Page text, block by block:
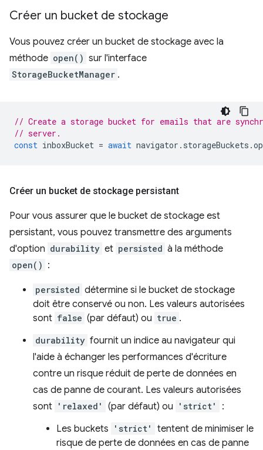
Créer un bucket de stockage
Vous pouvez créer un bucket de stockage avec la
méthode open() sur l'interface
StorageBucketManager .
// Create a storage bucket for emails that are
// server.
const inboxBucket = await navigator . storageBuckets .
Créer un bucket de stockage persistant
Pour vous assurer que le bucket de stockage est
persistant, vous pouvez transmettre des arguments
d'option durability et persisted à la méthode
open() :
persisted détermine si le bucket de stockage
doit être conservé ou non. Les valeurs autorisées
sont false (par défaut) ou true .
durability fournit un indice au navigateur qui
l'aide à échanger les performances d'écriture
contre un risque réduit de perte de données en
cas de panne de courant. Les valeurs autorisées
sont 'relaxed' (par défaut) ou 'strict'
:
Les buckets
'strict'
tentent de minimiser le
risque de perte de données en cas de panne